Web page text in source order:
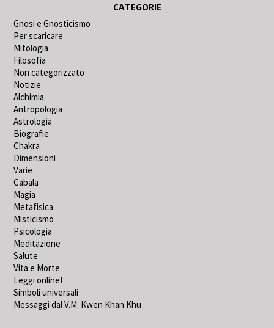
CATEGORIE
Gnosi e Gnosticismo
Per scaricare
Mitologia
Filosofia
Non categorizzato
Notizie
Alchimia
Antropologia
Astrologia
Biografie
Chakra
Dimensioni
Varie
Cabala
Magia
Metafisica
Misticismo
Psicologia
Meditazione
Salute
Vita e Morte
Leggi online!
Simboli universali
Messaggi dal V.M. Kwen Khan Khu